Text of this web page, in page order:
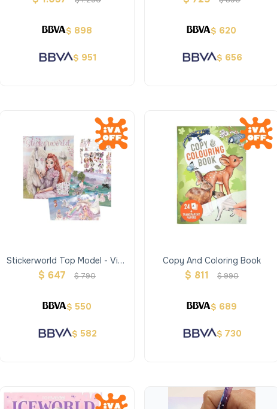
$ 898
$ 951
$ 620
$ 656
Stickerworld Top Model - Viva
Violet
$ 647 $790
$ 550
$ 582
Copy And Coloring Book
$ 811 $990
$ 689
$ 730